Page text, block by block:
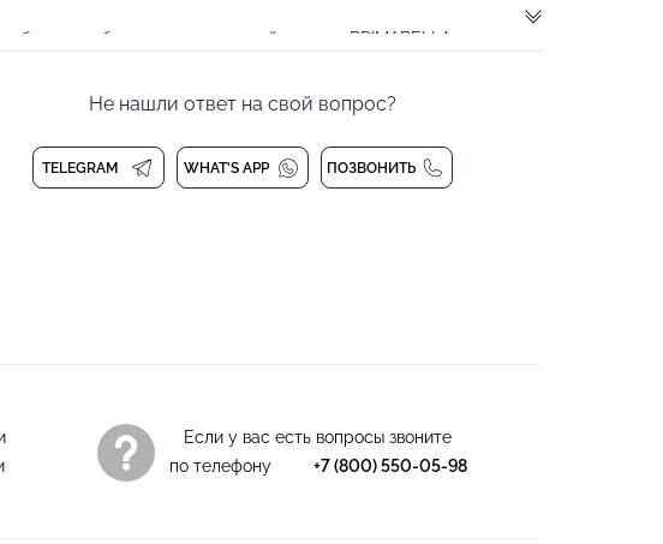
брюки от бренда танцевальной одежды PRIMABELLA
стирается, не линяет, быстро сохнет и сохраняет форму
модели обеспечивает максимальный комфорт в движении.
брюки для танцев
Не нашли ответ на свой вопрос?
TELEGRAM WHAT'S APP ПОЗВОНИТЬ
Если у вас есть вопросы звоните
по телефону
+7 (800) 550-05-98